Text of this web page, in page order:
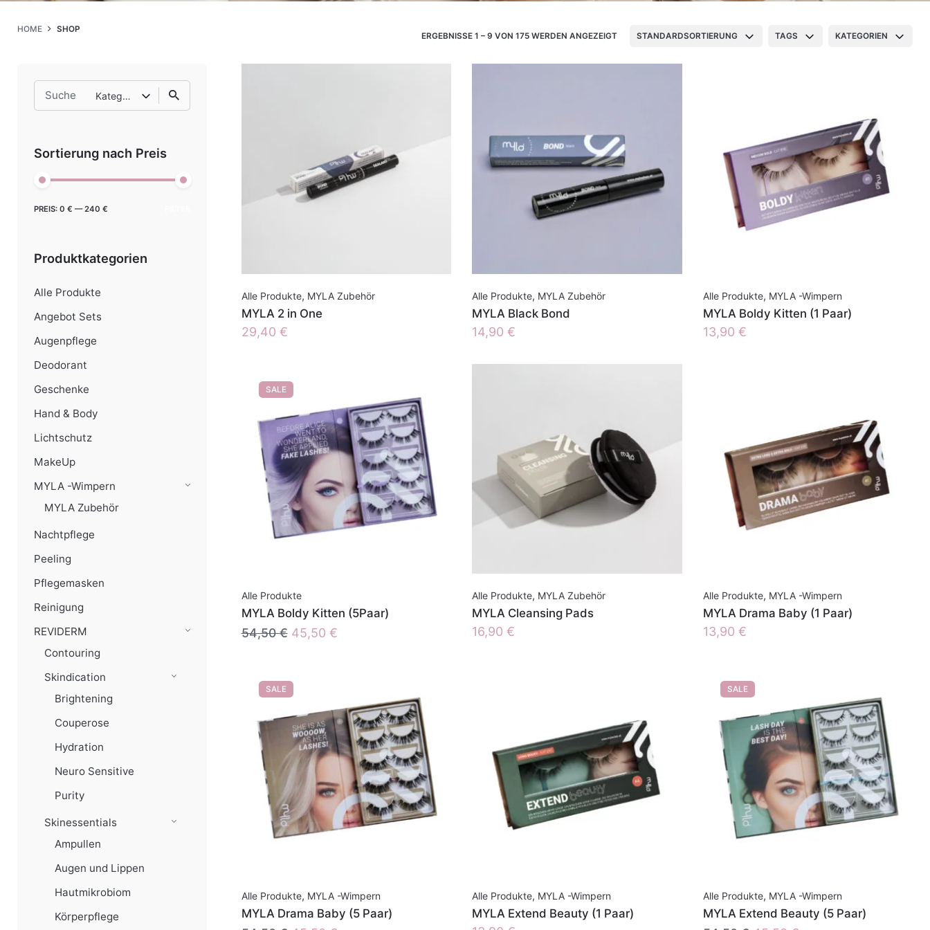
HOME SHOP
ERGEBNISSE 1 – 9 VON 175 WERDEN ANGEZEIGT STANDARDSORTIERUNG TAGS KATEGORIEN
Search
for
Kategorie auswählen
Sortierung nach Preis
Min.
Max.
PREIS: 0 € —240 €
Produktkategorien
Alle Produkte
Angebot Sets
Augenpflege
Deodorant
Geschenke
Hand & Body
Lichtschutz
MakeUp
MYLA -Wimpern
MYLA Zubehör
Nachtpflege
Peeling
Pflegemasken
Reinigung
REVIDERM
Contouring
Skindication
Brightening
Couperose
Hydration
Neuro Sensitive
Purity
Skinessentials
Ampullen
Augen und Lippen
Hautmikrobiom
Körperpflege
Alle Produkte, MYLA Zubehör
MYLA 2 in One
29,40 €
Alle Produkte, MYLA Zubehör
MYLA Black Bond
14,90 €
Alle Produkte, MYLA -Wimpern
MYLA Boldy Kitten (1 Paar)
13,90 €
SALE
Alle Produkte
MYLA Boldy Kitten (5Paar)
54,50€ Ursprünglicher
54,50 €
45,50 €Aktueller
Alle Produkte, MYLA Zubehör
MYLA Cleansing Pads
16,90 €
Alle Produkte, MYLA -Wimpern
MYLA Drama Baby (1 Paar)
13,90 €
SALE
Alle Produkte, MYLA -Wimpern
MYLA Drama Baby (5 Paar)
Alle Produkte, MYLA -Wimpern
MYLA Extend Beauty (1 Paar)
SALE
Alle Produkte, MYLA -Wimpern
MYLA Extend Beauty (5 Paar)